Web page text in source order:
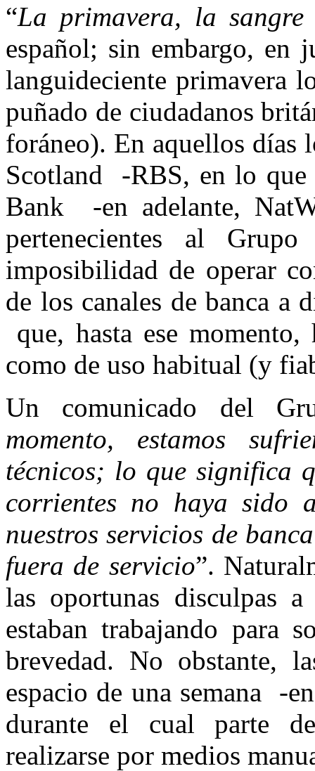
“La primavera, la sangre
español; sin embargo, en
languideciente primavera
puñado de ciudadanos
foráneo). En aquellos días
Scotland -RBS, en lo que
Bank -en adelante,
pertenecientes al
imposibilidad de operar
de los canales de banca
que, hasta ese
como de uso habitual (y
Un comunicado del
momento, estamos
técnicos; lo que significa
corrientes no haya sido
nuestros servicios de
fuera de servicio”.
las oportunas disculpas
estaban trabajando para
brevedad. No obstante,
espacio de una semana -
durante el cual parte
realizarse por medios